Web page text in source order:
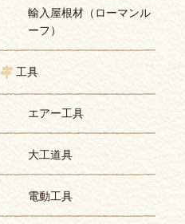
輸入屋根材（ローマンル
ーフ）
工具
エアー工具
大工道具
電動工具